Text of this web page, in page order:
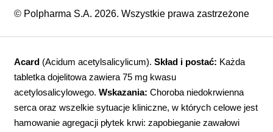
© Polpharma S.A. 2026. Wszystkie prawa zastrzeżone
Acard (Acidum acetylsalicylicum).Skład i postać: Każda
tabletka dojelitowa zawiera 75 mg kwasu
acetylosalicylowego.Wskazania: Choroba niedokrwienna
serca oraz wszelkie sytuacje kliniczne, w których celowe jest
hamowanie agregacji płytek krwi: zapobieganie zawałowi